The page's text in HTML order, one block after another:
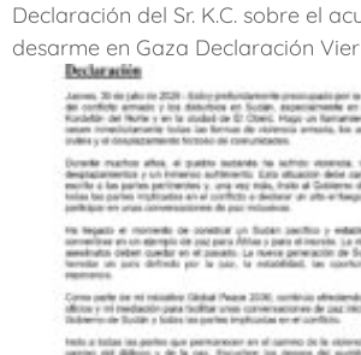
Declaración del Sr. K.C. sobre el
desarme en Gaza Declaración